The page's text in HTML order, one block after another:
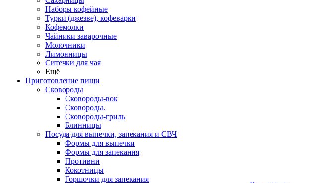
Наборы кофейные
Турки (джезве), кофеварки
Кофемолки
Чайники заварочные
Молочники
Лимонницы
Ситечки для чая
Ещё
Приготовление пищи
Сковороды
Сковороды-вок
Сковороды.
Сковороды-гриль
Блинницы
Посуда для выпечки, запекания и СВЧ
Формы для выпечки
Формы для запекания
Противни
Кокотницы
Горшочки для запекания